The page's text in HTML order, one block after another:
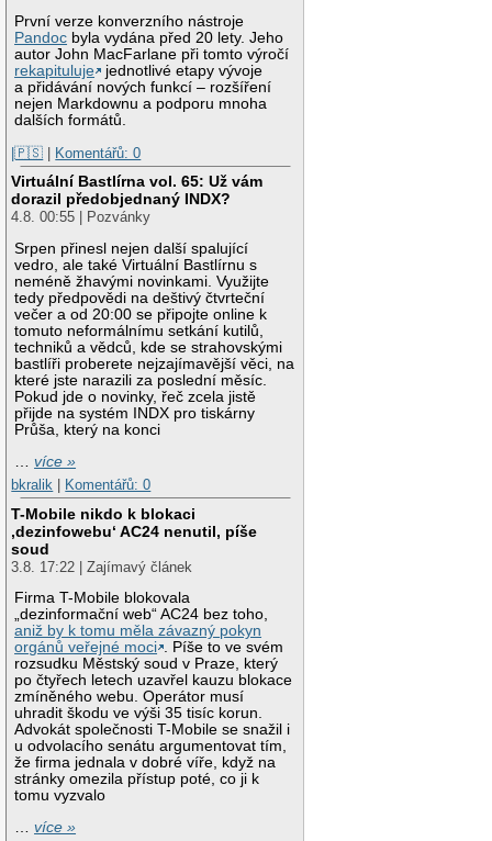
První verze konverzního nástroje
Pandoc byla vydána před 20 lety. Jeho
autor John MacFarlane při tomto výročí
rekapituluje
jednotlivé etapy vývoje
a přidávání nových funkcí – rozšíření
nejen Markdownu a podporu mnoha
dalších formátů.
|🇵🇸 | Komentářů: 0
Virtuální Bastlírna vol. 65: Už vám
dorazil předobjednaný INDX?
4.8. 00:55 | Pozvánky
Srpen přinesl nejen další spalující
vedro, ale také Virtuální Bastlírnu s
neméně žhavými novinkami. Využijte
tedy předpovědi na deštivý čtvrteční
večer a od 20:00 se připojte online k
tomuto neformálnímu setkání kutilů,
techniků a vědců, kde se strahovskými
bastlíři proberete nejzajímavější věci, na
které jste narazili za poslední měsíc.
Pokud jde o novinky, řeč zcela jistě
přijde na systém INDX pro tiskárny
Průša, který na konci
…více »
bkralik
Komentářů: 0
T-Mobile nikdo k blokaci
‚dezinfowebu‘ AC24 nenutil, píše
soud
3.8. 17:22 | Zajímavý článek
Firma T-Mobile blokovala
„dezinformační web“ AC24 bez toho,
aniž by k tomu měla závazný pokyn
orgánů veřejné moci . Píše to ve svém
rozsudku Městský soud v Praze, který
po čtyřech letech uzavřel kauzu blokace
zmíněného webu. Operátor musí
uhradit škodu ve výši 35 tisíc korun.
Advokát společnosti T-Mobile se snažil i
u odvolacího senátu argumentovat tím,
že firma jednala v dobré víře, když na
stránky omezila přístup poté, co ji k
tomu vyzvalo
…více »